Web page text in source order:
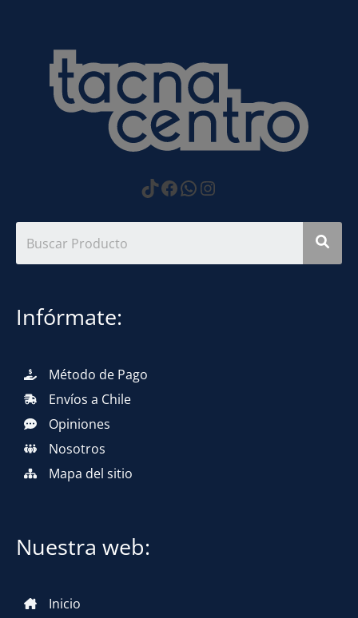
https://
Facebook
WhatsApp
Instagram
Infórmate:
Método de Pago
Envíos a Chile
Opiniones
Nosotros
Mapa del sitio
Nuestra web:
Inicio